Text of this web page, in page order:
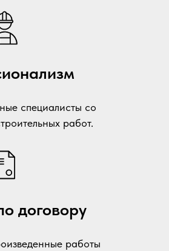
специалисты со
работ.
договору
работы